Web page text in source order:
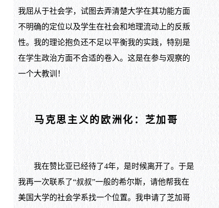
我屈从于社会学，试图去弄清楚大学在其功能方面
不明确的定位以及学生在社会和地理流动上的反叛
性。我的理论抱负还不足以平衡我的实践，特别是
在学生政治方面不合适的卷入。这是在参与观察的
一个大教训！
马克思主义的欧洲化：芝加哥
我在赞比亚已经待了4年，是时候离开了。于是
我再一次联系了“叔叔”一般的希尔斯，请他帮我在
美国大学的社会学系找一个位置。我申请了芝加哥